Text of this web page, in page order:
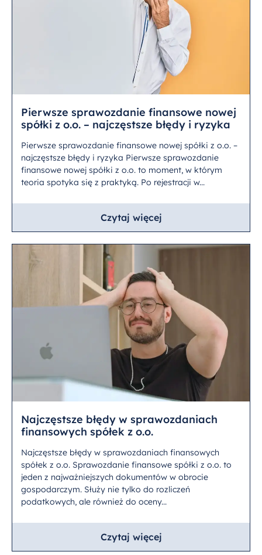
Pierwsze sprawozdanie finansowe nowej
spółki z o.o. – najczęstsze błędy i ryzyka
Pierwsze sprawozdanie finansowe nowej spółki z o.o. –
najczęstsze błędy i ryzyka Pierwsze sprawozdanie
finansowe nowej spółki z o.o. to moment, w którym
teoria spotyka się z praktyką. Po rejestracji w...
Czytaj więcej
Najczęstsze błędy w sprawozdaniach
finansowych spółek z o.o.
Najczęstsze błędy w sprawozdaniach finansowych
spółek z o.o. Sprawozdanie finansowe spółki z o.o. to
jeden z najważniejszych dokumentów w obrocie
gospodarczym. Służy nie tylko do rozliczeń
podatkowych, ale również do oceny...
Czytaj więcej